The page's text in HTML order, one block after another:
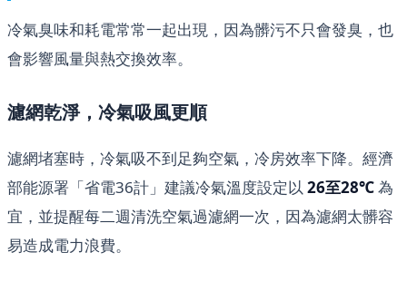
冷氣臭味和耗電常常一起出現，因為髒污不只會發臭，也
會影響風量與熱交換效率。
濾網乾淨，冷氣吸風更順
濾網堵塞時，冷氣吸不到足夠空氣，冷房效率下降。經濟
部能源署「省電36計」建議冷氣溫度設定以 26至28℃為
宜，並提醒每二週清洗空氣過濾網一次，因為濾網太髒容
易造成電力浪費。